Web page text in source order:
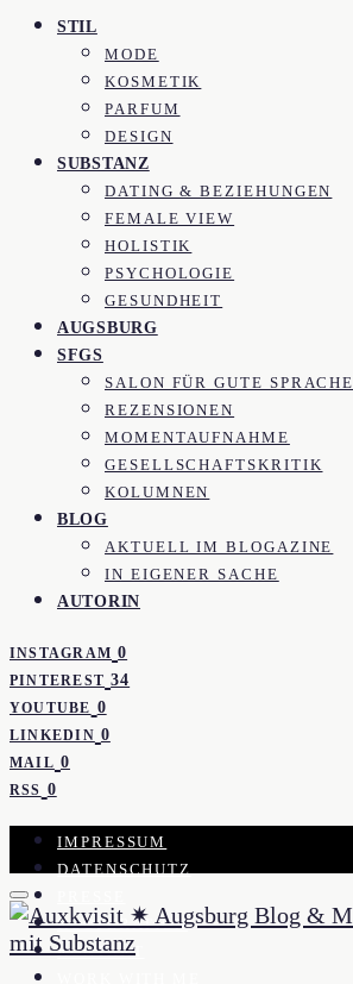
STIL
MODE
KOSMETIK
PARFUM
DESIGN
SUBSTANZ
DATING & BEZIEHUNGEN
FEMALE VIEW
HOLISTIK
PSYCHOLOGIE
GESUNDHEIT
AUGSBURG
SFGS
SALON FÜR GUTE SPRACHE
REZENSIONEN
MOMENTAUFNAHME
GESELLSCHAFTSKRITIK
KOLUMNEN
BLOG
AKTUELL IM BLOGAZINE
IN EIGENER SACHE
AUTORIN
INSTAGRAM 0
PINTEREST 34
YOUTUBE 0
LINKEDIN 0
MAIL 0
RSS 0
IMPRESSUM
DATENSCHUTZ
KOOPERATION
KONTAKT